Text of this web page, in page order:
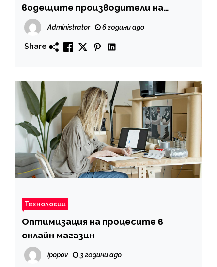
водещите производители на
промишлена електроника у нас
Administrator 6 години ago
Share
Технологии
Оптимизация на процесите в
онлайн магазин
ipopov 3 години ago